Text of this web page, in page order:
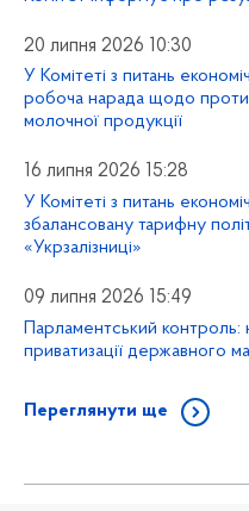
20 липня 2026 10:30
У Комітеті з питань
робоча нарада щодо
молочної продукції
16 липня 2026 15:28
У Комітеті з питань
збалансовану тарифну
«Укрзалізниці»
09 липня 2026 15:49
Парламентський контроль:
приватизації державного
Переглянути ще